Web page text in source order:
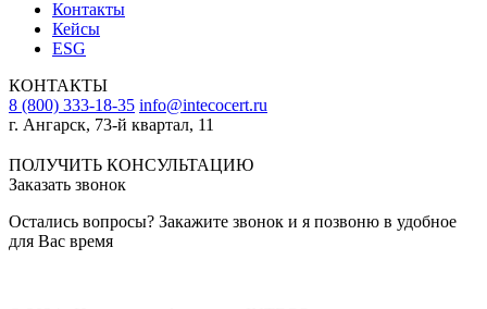
Контакты
Кейсы
ESG
КОНТАКТЫ
8 (800) 333-18-35 info@intecocert.ru
г. Ангарск, 73-й квартал, 11
ПОЛУЧИТЬ КОНСУЛЬТАЦИЮ
Заказать звонок
Остались вопросы? Закажите звонок и я позвоню в удобное
для Вас время